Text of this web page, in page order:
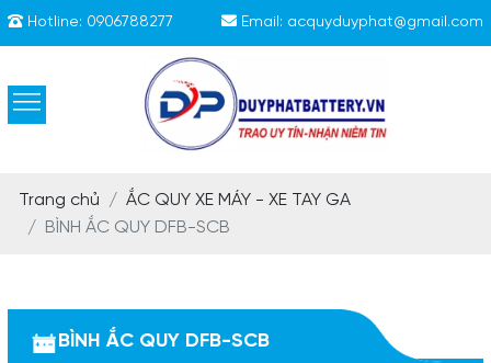
Hotline: 0906788277 Email: acquyduyphat@gmail.com
Trang chủ
ẮC QUY XE MÁY - XE TAY GA
BÌNH ẮC QUY DFB-SCB
BÌNH ẮC QUY DFB-SCB